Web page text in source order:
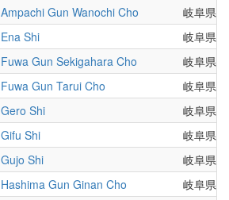
Ampachi Gun Wanochi Cho
岐阜県
Ena Shi
岐阜県
Fuwa Gun Sekigahara Cho
岐阜県
Fuwa Gun Tarui Cho
岐阜県
Gero Shi
岐阜県
Gifu Shi
岐阜県
Gujo Shi
岐阜県
Hashima Gun Ginan Cho
岐阜県